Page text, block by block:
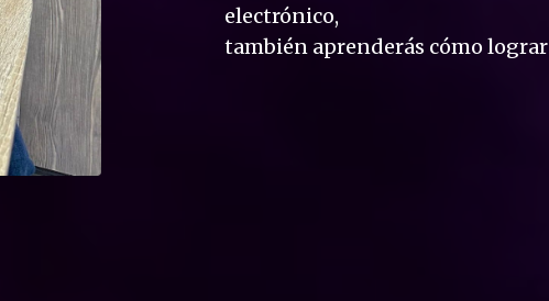
electrónico,
también aprenderás cómo lograr